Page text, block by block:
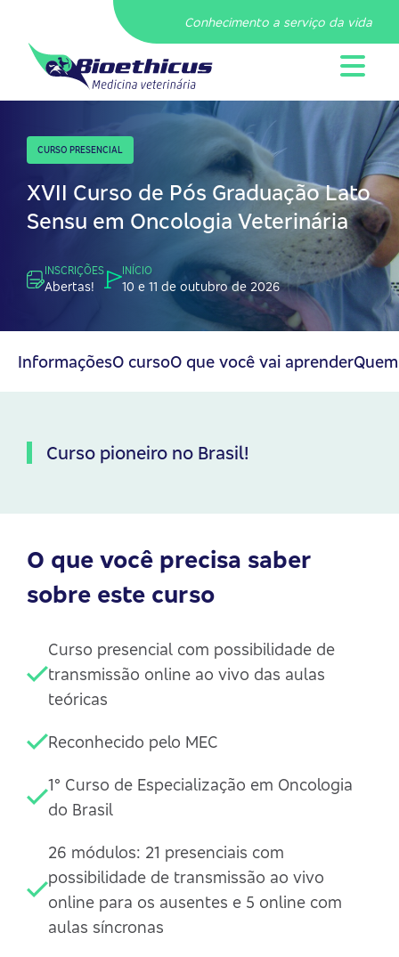
Conhecimento a serviço da vida
CURSO PRESENCIAL
XVII Curso de Pós Graduação Lato
Sensu em Oncologia Veterinária
INSCRIÇÕES
Abertas!
INÍCIO
10 e 11 de outubro de 2026
InformaçõesO cursoO que você vai aprender
Curso pioneiro no Brasil!
O que você precisa saber
sobre este curso
Curso presencial com possibilidade de
transmissão online ao vivo das aulas
teóricas
Reconhecido pelo MEC
1° Curso de Especialização em Oncologia
do Brasil
26 módulos: 21 presenciais com
possibilidade de transmissão ao vivo
online para os ausentes e 5 online com
aulas síncronas